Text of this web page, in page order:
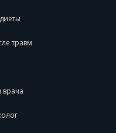
травм
врача